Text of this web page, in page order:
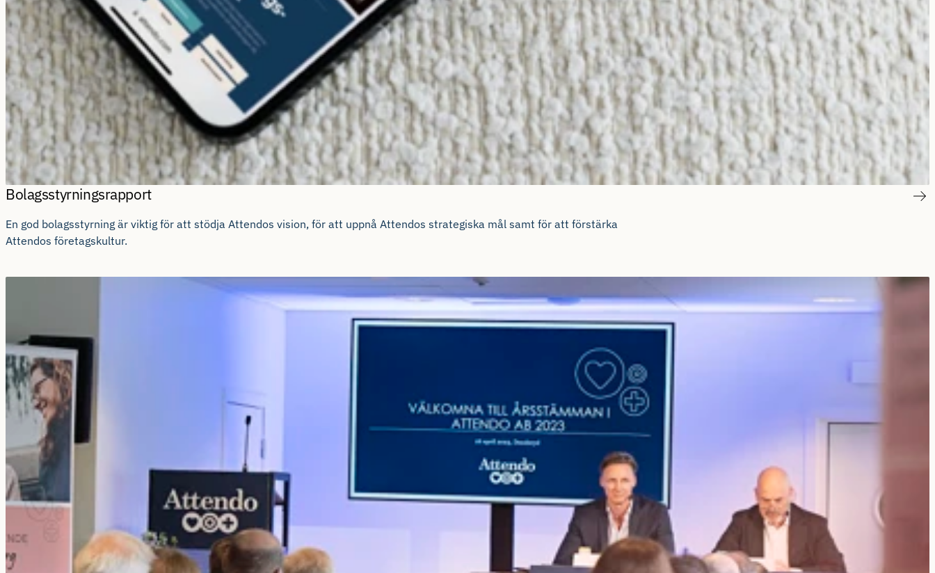
Bolagsstyrningsrapport
En god bolagsstyrning är viktig för att stödja Attendos vision, för att uppnå Attendos strategiska mål samt för att förstärka
Attendos företagskultur.